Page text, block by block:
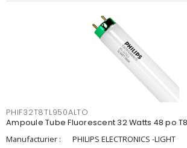
PHIF32T8TL950ALTO
Ampoule Tube Fluorescent 32 Watts 48 po
Manufacturier :
PHILIPS ELECTRONICS -LIGHT